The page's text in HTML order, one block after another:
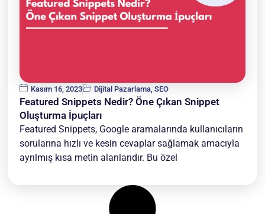
Kasım 16, 2023 Dijital Pazarlama ,SEO
Featured Snippets Nedir? Öne Çıkan Snippet
Oluşturma İpuçları
Featured Snippets, Google aramalarında kullanıcıların
sorularına hızlı ve kesin cevaplar sağlamak amacıyla
ayrılmış kısa metin alanlarıdır. Bu özel